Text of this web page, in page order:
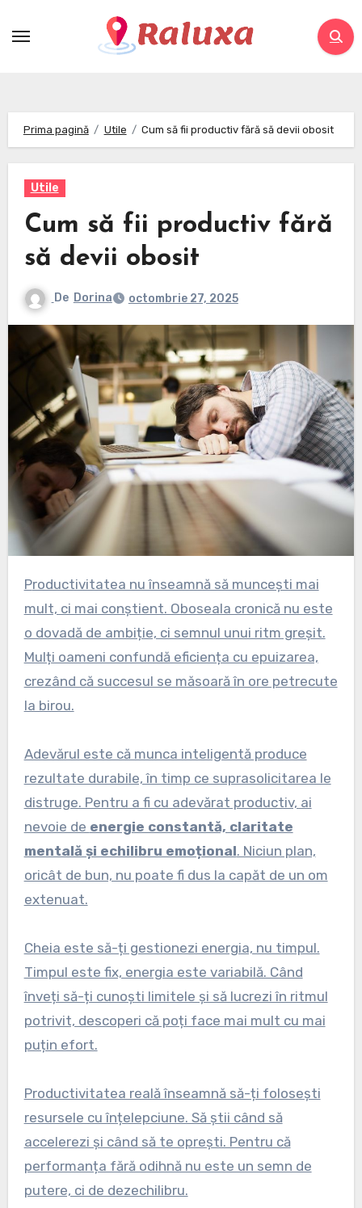
Prima pagină Utile Cum să fii productiv fără să devii obosit
Utile
Cum să fii productiv fără
să devii obosit
De Dorina octombrie 27, 2025
Productivitatea nu înseamnă să muncești mai
mult, ci mai conștient. Oboseala cronică nu este
o dovadă de ambiție, ci semnul unui ritm greșit.
Mulți oameni confundă eficiența cu epuizarea,
crezând că succesul se măsoară în ore petrecute
la birou.
Adevărul este că munca inteligentă produce
rezultate durabile, în timp ce suprasolicitarea le
distruge. Pentru a fi cu adevărat productiv, ai
nevoie de energie constantă, claritate
mentală și echilibru emoțional. Niciun plan,
oricât de bun, nu poate fi dus la capăt de un om
extenuat.
Cheia este să-ți gestionezi energia, nu timpul.
Timpul este fix, energia este variabilă. Când
înveți să-ți cunoști limitele și să lucrezi în ritmul
potrivit, descoperi că poți face mai mult cu mai
puțin efort.
Productivitatea reală înseamnă să-ți folosești
resursele cu înțelepciune. Să știi când să
accelerezi și când să te oprești. Pentru că
performanța fără odihnă nu este un semn de
putere, ci de dezechilibru.